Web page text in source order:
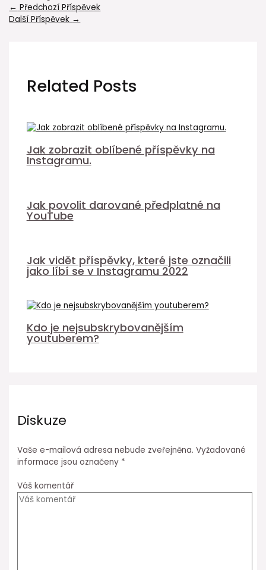
← Předchozí Příspěvek
Další Příspěvek →
Related Posts
Jak zobrazit oblíbené příspěvky na
Instagramu.
Jak povolit darované předplatné na
YouTube
Jak vidět příspěvky, které jste označili
jako líbí se v Instagramu 2022
Kdo je nejsubskrybovanějším
youtuberem?
Diskuze
Vaše e-mailová adresa nebude zveřejněna. Vyžadované
informace jsou označeny *
Váš komentář